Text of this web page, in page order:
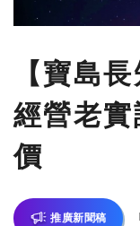
【寶島
經營老
價
推廣新聞稿